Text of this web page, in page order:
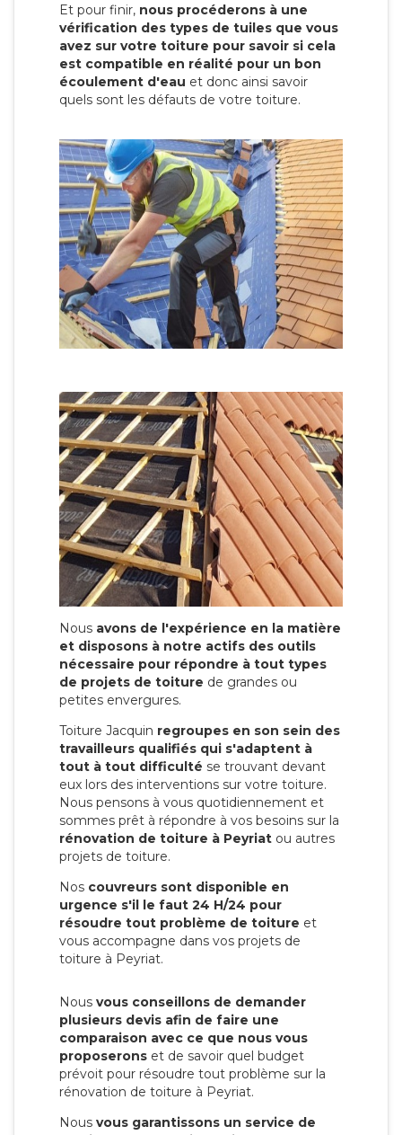
Et pour finir, nous procéderons à une
vérification des types de tuiles que vous
avez sur votre toiture pour savoir si cela
est compatible en réalité pour un bon
écoulement d'eau et donc ainsi savoir
quels sont les défauts de votre toiture.
Nous avons de l'expérience en la matière
et disposons à notre actifs des outils
nécessaire pour répondre à tout types
de projets de toiture de grandes ou
petites envergures.
Toiture Jacquin regroupes en son sein des
travailleurs qualifiés qui s'adaptent à
tout à tout difficulté se trouvant devant
eux lors des interventions sur votre toiture.
Nous pensons à vous quotidiennement et
sommes prêt à répondre à vos besoins sur la
rénovation de toiture à Peyriat ou autres
projets de toiture.
Nos couvreurs sont disponible en
urgence s'il le faut 24 H/24 pour
résoudre tout problème de toiture et
vous accompagne dans vos projets de
toiture à Peyriat.
Nous vous conseillons de demander
plusieurs devis afin de faire une
comparaison avec ce que nous vous
proposerons et de savoir quel budget
prévoit pour résoudre tout problème sur la
rénovation de toiture à Peyriat.
Nous vous garantissons un service de